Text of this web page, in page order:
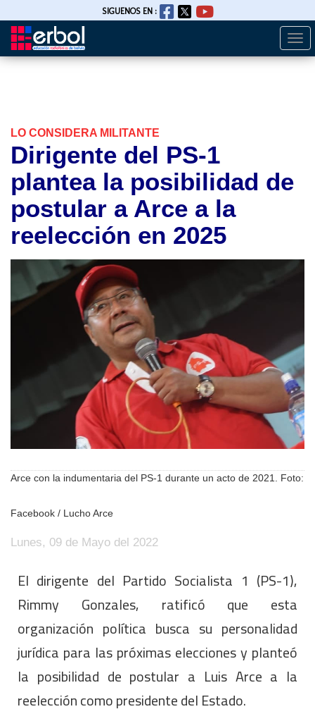
Pasar
SIGUENOS EN :
LO CONSIDERA MILITANTE
Dirigente del PS-1
plantea la posibilidad de
postular a Arce a la
reelección en 2025
Arce con la indumentaria del PS-1 durante un acto de 2021. Foto:
Facebook / Lucho Arce
Lunes, 09 de Mayo del 2022
El dirigente del Partido Socialista 1 (PS-1),
Rimmy Gonzales, ratificó que esta
organización política busca su personalidad
jurídica para las próximas elecciones y planteó
la posibilidad de postular a Luis Arce a la
reelección como presidente del Estado.